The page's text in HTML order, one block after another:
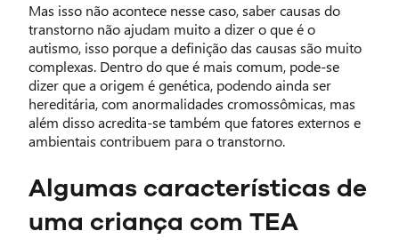
Mas isso não acontece nesse caso, saber causas do
transtorno não ajudam muito a dizer o que é o
autismo, isso porque a definição das causas são muito
complexas. Dentro do que é mais comum, pode-se
dizer que a origem é genética, podendo ainda ser
hereditária, com anormalidades cromossômicas, mas
além disso acredita-se também que fatores externos e
ambientais contribuem para o transtorno.
Algumas características de
uma criança com TEA